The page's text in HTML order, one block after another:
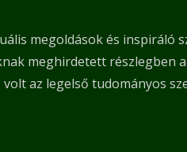
megoldások és inspiráló
meghirdetett részlegben
az legelső tudományos